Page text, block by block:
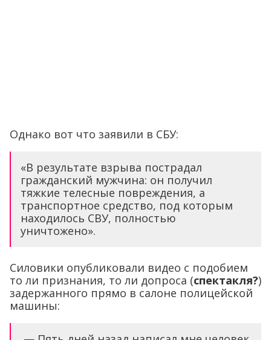
Однако вот что заявили в СБУ:
«В результате взрыва пострадал
гражданский мужчина: он получил
тяжкие телесные повреждения, а
транспортное средство, под которым
находилось СВУ, полностью
уничтожено».
Силовики опубликовали видео с подобием
то ли признания, то ли допроса (спектакля?)
задержанного прямо в салоне полицейской
машины: